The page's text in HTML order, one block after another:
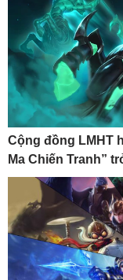
Cộng đồng LMHT
Ma Chiến Tranh”